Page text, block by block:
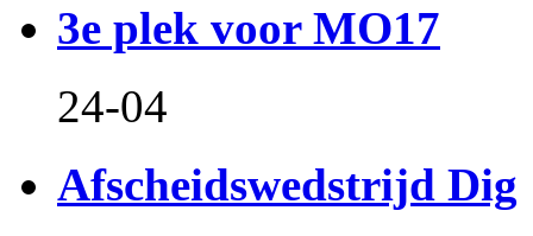
3e plek voor MO17
24-04
Afscheidswedstrijd Dig